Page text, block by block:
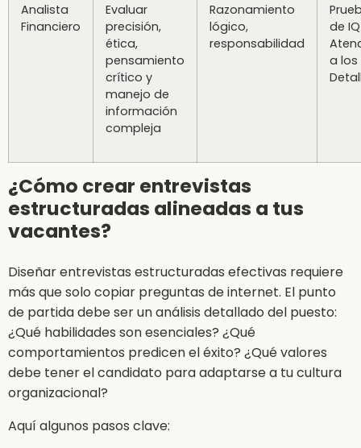
Analista
Financiero
Evaluar
precisión,
ética,
pensamiento
crítico y
manejo de
información
compleja
Razonamiento
lógico,
responsabilidad
de
a los
¿Cómo crear entrevistas
estructuradas alineadas a tus
vacantes?
Diseñar entrevistas estructuradas efectivas requiere
más que solo copiar preguntas de internet. El punto
de partida debe ser un análisis detallado del puesto:
¿Qué habilidades son esenciales? ¿Qué
comportamientos predicen el éxito? ¿Qué valores
debe tener el candidato para adaptarse a tu cultura
organizacional?
Aquí algunos pasos clave: